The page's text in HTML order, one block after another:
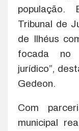
população.
Tribunal de
de Ilhéus
focada no
jurídico”,
Gedeon.
Com
municipal